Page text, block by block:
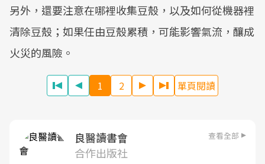
另外，還要注意在哪裡收集豆殼，以及如何從機器裡
清除豆殼；如果任由豆殼累積，可能影響氣流，釀成
火災的風險。
1 2 單頁閱讀
良醫讀書會 查看全部
合作出版社